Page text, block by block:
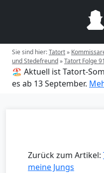
Sie sind hier:Tatort»
und Stedefreund»Tatort Folge
🏖️ Aktuell ist Tatort-
es ab 13 September.
Zurück zum Artikel:
meine Jungs